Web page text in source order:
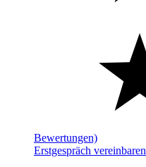
Bewertungen)
Erstgespräch vereinbaren